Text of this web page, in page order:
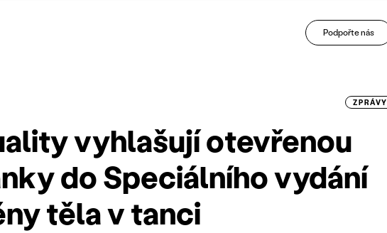
Podpořte nás
ZPRÁVY
vyhlašují otevřenou
do Speciálního vydání
těla v tanci